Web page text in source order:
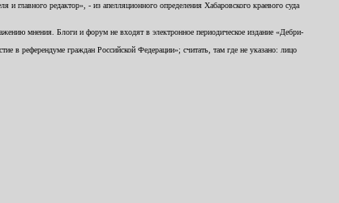
редактор», - из апелляционного определения Хабаровского краевого суда
мнения. Блоги и форум не входят в электронное периодическое издание «Дебри-
в референдуме граждан Российской Федерации»; считать, там где не указано: лицо